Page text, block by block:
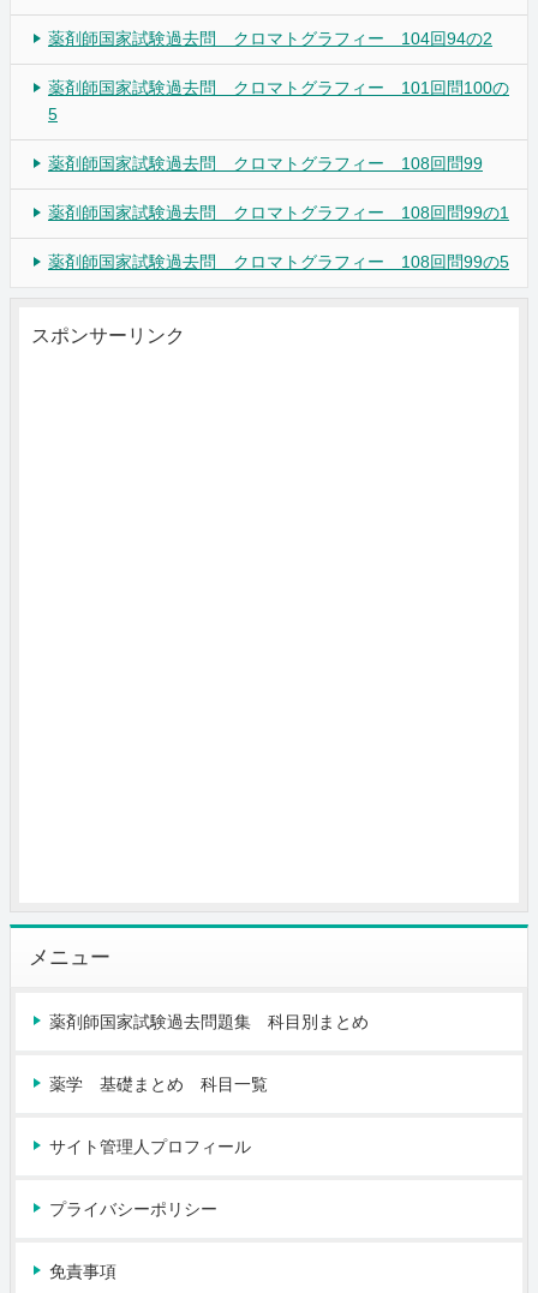
薬剤師国家試験過去問 クロマトグラフィー 104回94の2
薬剤師国家試験過去問 クロマトグラフィー 101回問100の
5
薬剤師国家試験過去問 クロマトグラフィー 108回問99
薬剤師国家試験過去問 クロマトグラフィー 108回問99の1
薬剤師国家試験過去問 クロマトグラフィー 108回問99の5
スポンサーリンク
メニュー
薬剤師国家試験過去問題集 科目別まとめ
薬学 基礎まとめ 科目一覧
サイト管理人プロフィール
プライバシーポリシー
免責事項